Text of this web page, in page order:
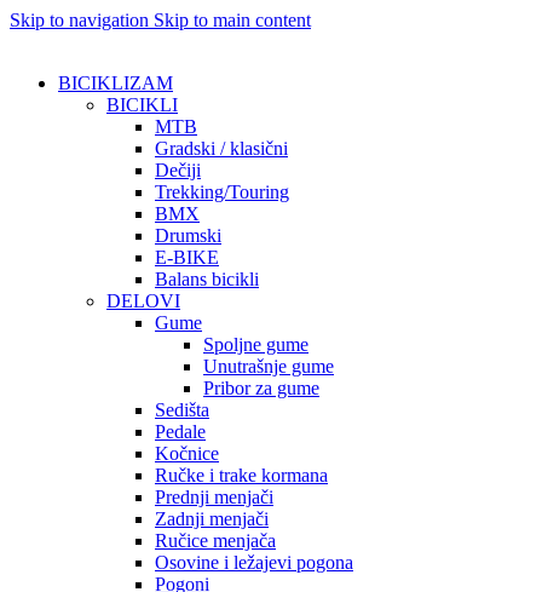
Skip to navigation Skip to main content
BICIKLIZAM
BICIKLI
MTB
Gradski / klasični
Dečiji
Trekking/Touring
BMX
Drumski
E-BIKE
Balans bicikli
DELOVI
Gume
Spoljne gume
Unutrašnje gume
Pribor za gume
Sedišta
Pedale
Kočnice
Ručke i trake kormana
Prednji menjači
Zadnji menjači
Ručice menjača
Osovine i ležajevi pogona
Pogoni